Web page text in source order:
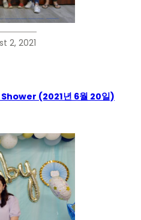
2, 2021
Shower (2021년 6월 20일)